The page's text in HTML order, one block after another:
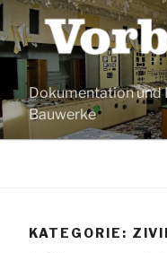
Zum
Inhalt
springen
Dokumentation und
Bauwerke
KATEGORIE: